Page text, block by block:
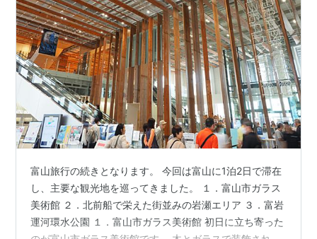
富山旅行の続きとなります。 今回は富山に1泊2日で滞在
し、主要な観光地を巡ってきました。 １．富山市ガラス
美術館 ２．北前船で栄えた街並みの岩瀬エリア ３．富岩
運河環水公園 １．富山市ガラス美術館 初日に立ち寄った